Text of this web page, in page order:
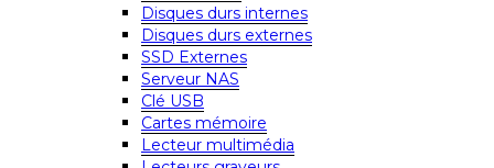
Disques durs internes
Disques durs externes
SSD Externes
Serveur NAS
Clé USB
Cartes mémoire
Lecteur multimédia